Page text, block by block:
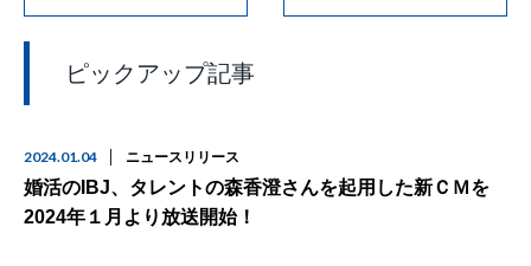
ピックアップ記事
2024.01.04 ニュースリリース
婚活のIBJ、タレントの森香澄さんを起用した新ＣＭを
2024年１月より放送開始！